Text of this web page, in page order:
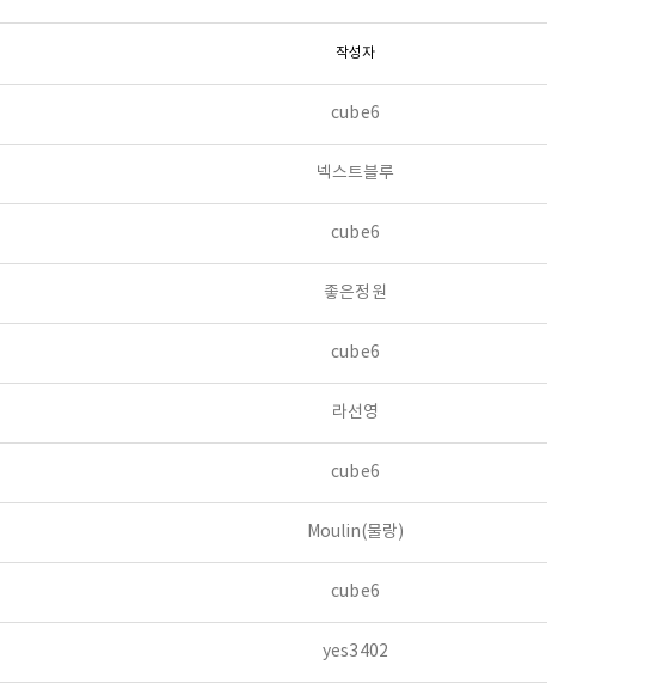
작성자
cube6
넥스트블루
cube6
좋은정원
cube6
라선영
cube6
Moulin(물랑)
cube6
yes3402